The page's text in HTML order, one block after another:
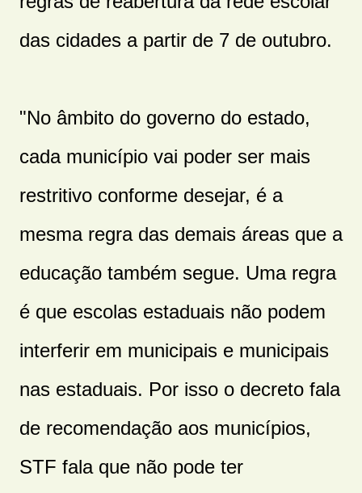
das cidades a partir de 7 de outubro.
"No âmbito do governo do estado,
cada município vai poder ser mais
restritivo conforme desejar, é a
mesma regra das demais áreas que a
educação também segue. Uma regra
é que escolas estaduais não podem
interferir em municipais e municipais
nas estaduais. Por isso o decreto fala
de recomendação aos municípios,
STF fala que não pode ter